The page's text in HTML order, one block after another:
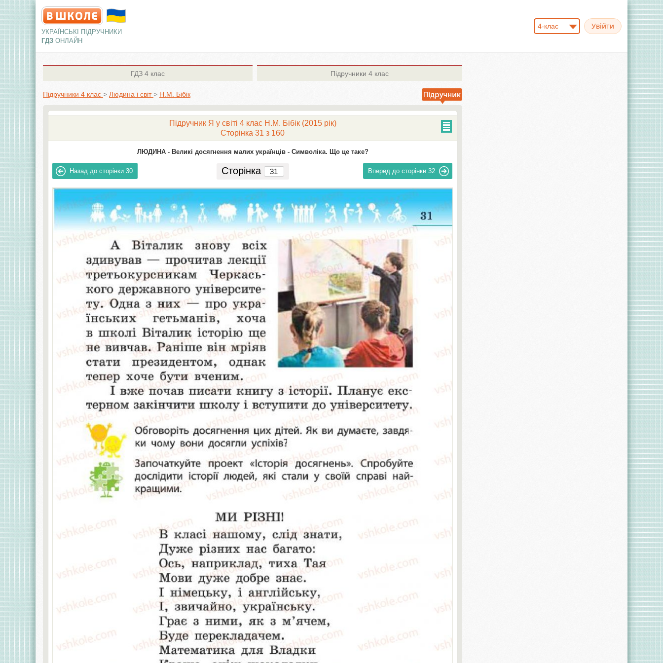
УКРАЇНСЬКІ ПІДРУЧНИКИ
ГДЗ ОНЛАЙН
4-клас
ГДЗ 4 клас Підручники 4 клас
Підручники 4 клас > Людина і світ > H.М. Бібік
Підручник Я у світі 4 клас H.М. Бібік (2015 рік)
Сторінка 31 з 160
ЛЮДИНА - Великі досягнення малих українців - Символіка. Що це таке?
Назад до сторінки 30 Сторінка Вперед до сторінки 32